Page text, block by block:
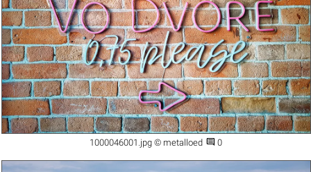
1000046001.jpg © metalloed  0